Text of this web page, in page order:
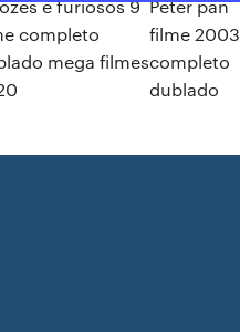
e furiosos 9
completo
mega filmes
Peter pan
filme 2003
completo
dublado